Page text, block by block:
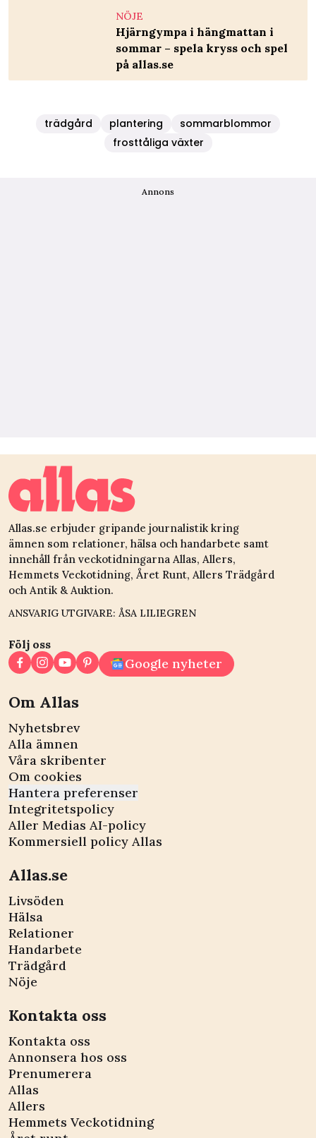
NÖJE
Hjärngympa i hängmattan i
sommar – spela kryss och spel
på allas.se
trädgård plantering
sommarblommor
frosttåliga växter
Annons
Allas.se erbjuder gripande journalistik kring
ämnen som relationer, hälsa och handarbete samt
innehåll från veckotidningarna Allas, Allers,
Hemmets Veckotidning, Året Runt, Allers Trädgård
och Antik & Auktion.
ANSVARIG UTGIVARE: ÅSA LILIEGREN
Följ oss
Google nyheter
Om Allas
Nyhetsbrev
Alla ämnen
Våra skribenter
Om cookies
Hantera preferenser
Integritetspolicy
Aller Medias AI-policy
Kommersiell policy Allas
Allas.se
Livsöden
Hälsa
Relationer
Handarbete
Trädgård
Nöje
Kontakta oss
Kontakta oss
Annonsera hos oss
Prenumerera
Allas
Allers
Hemmets Veckotidning